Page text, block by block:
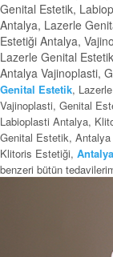
Genital Estetik,
Antalya, Lazerle
Estetiği Antalya,
Lazerle Genital
Antalya Vajinoplasti,
Genital Estetik,
Vajinoplasti, Genital
Labioplasti Antalya,
Genital Estetik,
Klitoris Estetiği,
benzeri bütün